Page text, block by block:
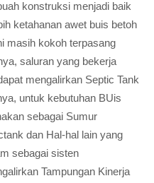
konstruksi menjadi baik
ketahanan awet buis betoh
masih kokoh terpasang
saluran yang bekerja
mengalirkan Septic Tank
untuk kebutuhan BUis
sebagai Sumur
dan Hal-hal lain yang
sebagai sisten
Tampungan Kinerja